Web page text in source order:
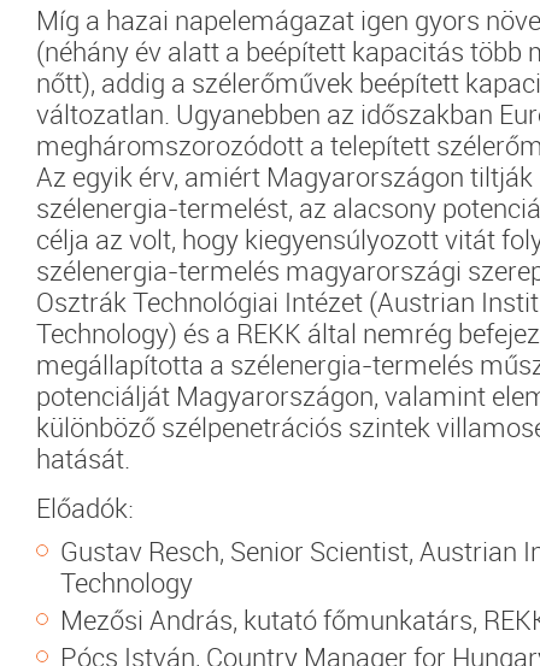
Míg a hazai napelemágazat igen gyors
(néhány év alatt a beépített kapacitás több
nőtt), addig a szélerőművek beépített
változatlan. Ugyanebben az időszakban
megháromszorozódott a telepített
Az egyik érv, amiért Magyarországon tiltják
szélenergia-termelést, az alacsony
célja az volt, hogy kiegyensúlyozott vitát
szélenergia-termelés magyarországi
Osztrák Technológiai Intézet (Austrian
Technology) és a REKK által nemrég
megállapította a szélenergia-termelés
potenciálját Magyarországon, valamint
különböző szélpenetrációs szintek
hatását.
Előadók:
Gustav Resch, Senior Scientist, Austrian
Technology
Mezősi András, kutató főmunkatárs,
Pócs István, Country Manager for